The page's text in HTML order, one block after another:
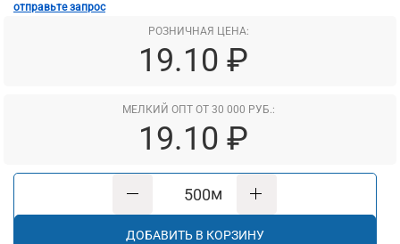
отправьте запрос
РОЗНИЧНАЯ ЦЕНА:
19.10 ₽
МЕЛКИЙ ОПТ ОТ 30 000 РУБ.:
19.10 ₽
м
ДОБАВИТЬ В КОРЗИНУ